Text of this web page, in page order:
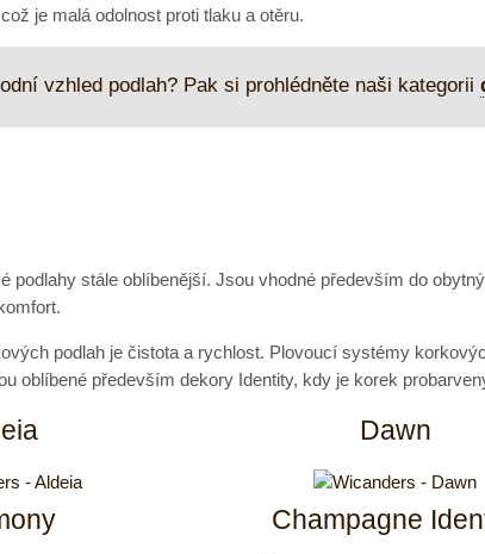
je malá odolnost proti tlaku a otěru.
vzhled podlah? Pak si prohlédněte naši kategorii
stále oblíbenější. Jsou vhodné především do
podlah je čistota a rychlost. Plovoucí systémy
oblíbené především dekory Identity, kdy je korek
Dawn
Champagne